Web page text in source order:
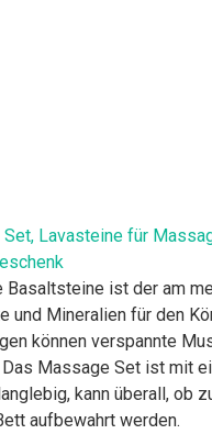
Lavasteine für
Basaltsteine ist der am
und Mineralien für den
können verspannte
Das Massage Set ist
kann überall, ob
aufbewahrt werden.